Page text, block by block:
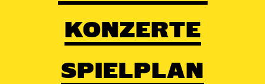
KONZERTE
SPIELPLAN